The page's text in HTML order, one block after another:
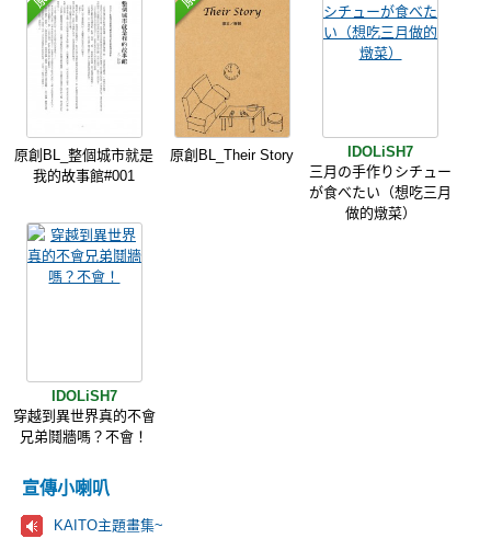
原創BL_整個城市就是
我的故事館#001
原創BL_Their Story
IDOLiSH7
三月の手作りシチュー
が食べたい（想吃三月
做的燉菜）
IDOLiSH7
穿越到異世界真的不會
兄弟鬩牆嗎？不會！
宣傳小喇叭
KAITO主題畫集~